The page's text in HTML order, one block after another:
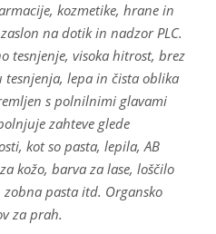
kozmetike, hrane in
na dotik in nadzor PLC.
tesnjenje, visoka hitrost, brez
tesnjenja, lepa in čista oblika
s polnilnimi glavami
zahteve glede
kot so pasta, lepila, AB
kožo, barva za lase, loščilo
zobna pasta itd. Organsko
za prah.